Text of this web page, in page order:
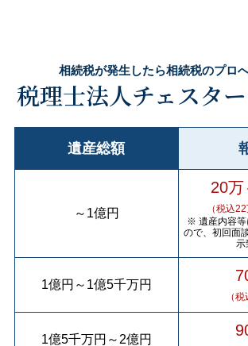
相続税が発生したら相続税のプロ
税理士法人チェスタ
遺産総額
～ 1億円
20万
（税込
※ 遺産内容等
ので、初回面
示
1億円 ～ 1億5千万円
（
1億5千万円 ～ 2億円